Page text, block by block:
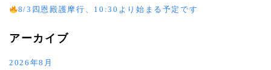
8/3四恩殿護摩行、10:30より始まる予定です
アーカイブ
2026年8月